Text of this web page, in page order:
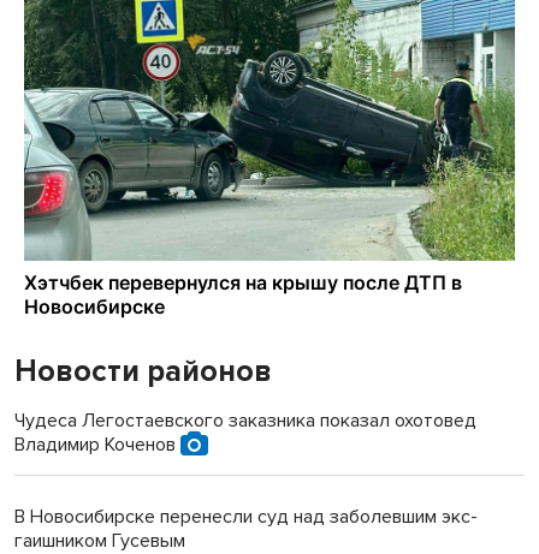
Новости районов
Чудеса Легостаевского заказника показал охотовед
Владимир Коченов
В Новосибирске перенесли суд над заболевшим экс-
гаишником Гусевым